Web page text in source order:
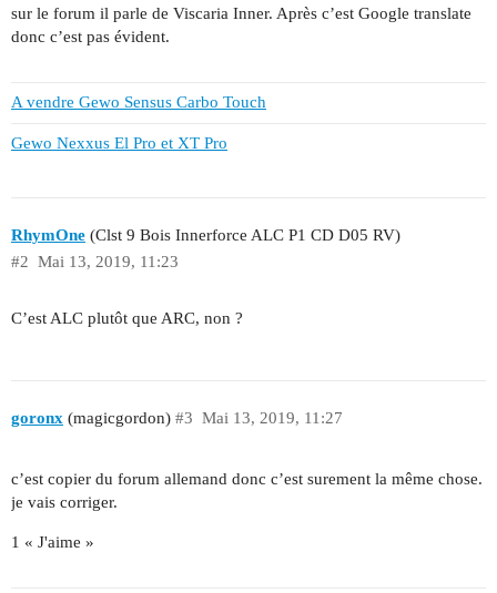
sur le forum il parle de Viscaria Inner. Après c’est Google translate
donc c’est pas évident.
A vendre Gewo Sensus Carbo Touch
Gewo Nexxus El Pro et XT Pro
RhymOne (Clst 9 Bois Innerforce ALC P1 CD D05 RV)
Mai 13, 2019, 11:23
#2
C’est ALC plutôt que ARC, non ?
goronx (magicgordon) Mai 13, 2019, 11:27
#3
c’est copier du forum allemand donc c’est surement la même chose.
je vais corriger.
1 « J'aime »